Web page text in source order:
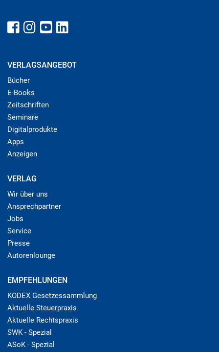
VERLAGSANGEBOT
Bücher
E-Books
Zeitschriften
Seminare
Digitalprodukte
Apps
Anzeigen
VERLAG
Wir über uns
Ansprechpartner
Jobs
Service
Presse
Autorenlounge
EMPFEHLUNGEN
KODEX Gesetzessammlung
Aktuelle Steuerpraxis
Aktuelle Rechtspraxis
SWK - Spezial
ASoK - Spezial